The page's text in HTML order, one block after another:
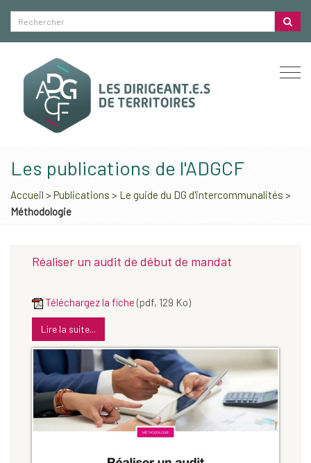
Les publications de l'ADGCF
Accueil > Publications > Le guide du DG d'intercommunalités >
Méthodologie
Réaliser un audit de début de mandat
Téléchargez la fiche (pdf, 129 Ko)
Lire la suite...